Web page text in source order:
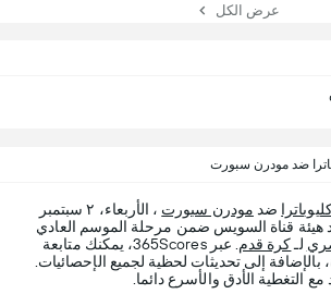
عرض الكل
ضد مودرن سبورت
ضد مودرن سبورت
، الأربعاء، ٢ سبتمبر
هيئة قناة السويس ضمن مرحلة الموسم العادي
لـكرة قدم
. عبر 365Scores، يمكنك متابعة
بالإضافة إلى تحديثات لحظية لجميع الإحصائيات.
التغطية الأدق والأسرع دائما.